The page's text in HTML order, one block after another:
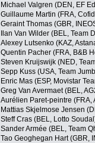
Michael Valgren (DEN, EF
Guillaume Martin (FRA,
Geraint Thomas (GBR,
Ilan Van Wilder (BEL, Team
Alexey Lutsenko (KAZ,
Quentin Pacher (FRA, B&B
Steven Kruijswijk (NED,
Sepp Kuss (USA, Team
Enric Mas (ESP, Movistar
Greg Van Avermaet (BEL,
Aurélien Paret-peintre (FRA,
Mattias Skjelmose Jensen
Steff Cras (BEL, Lotto
Sander Armée (BEL, Team
Tao Geoghegan Hart (GBR,